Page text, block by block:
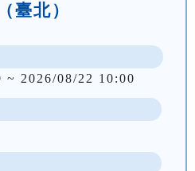
臺北）
~ 2026/08/22 10:00